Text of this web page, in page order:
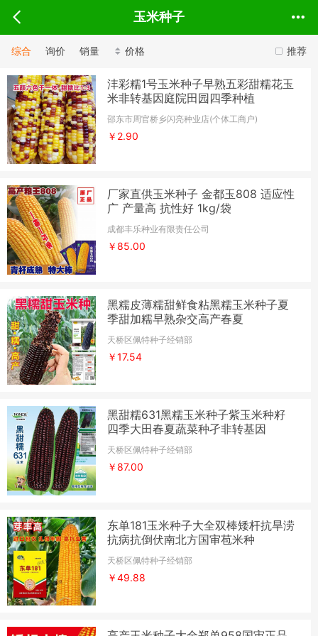
玉米种子
推荐
综合 询价 销量 价格
沣彩糯1号玉米种子早熟五彩甜糯花玉
米非转基因庭院田园四季种植
邵东市周官桥乡闪亮种业店(个体工商户)
￥2.90
厂家直供玉米种子 金都玉808 适应性
广 产量高 抗性好 1kg/袋
成都丰乐种业有限责任公司
￥85.00
黑糯皮薄糯甜鲜食粘黑糯玉米种子夏
季甜加糯早熟杂交高产春夏
天桥区佩特种子经销部
￥17.54
黑甜糯631黑糯玉米种子紫玉米种籽
四季大田春夏蔬菜种孑非转基因
天桥区佩特种子经销部
￥87.00
东单181玉米种子大全双棒矮杆抗旱涝
抗病抗倒伏南北方国审苞米种
天桥区佩特种子经销部
￥49.88